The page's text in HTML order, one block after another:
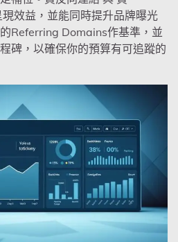
效益，並能同時提升品牌曝光
Referring Domains作基準，並
碑，以確保你的預算有可追蹤的